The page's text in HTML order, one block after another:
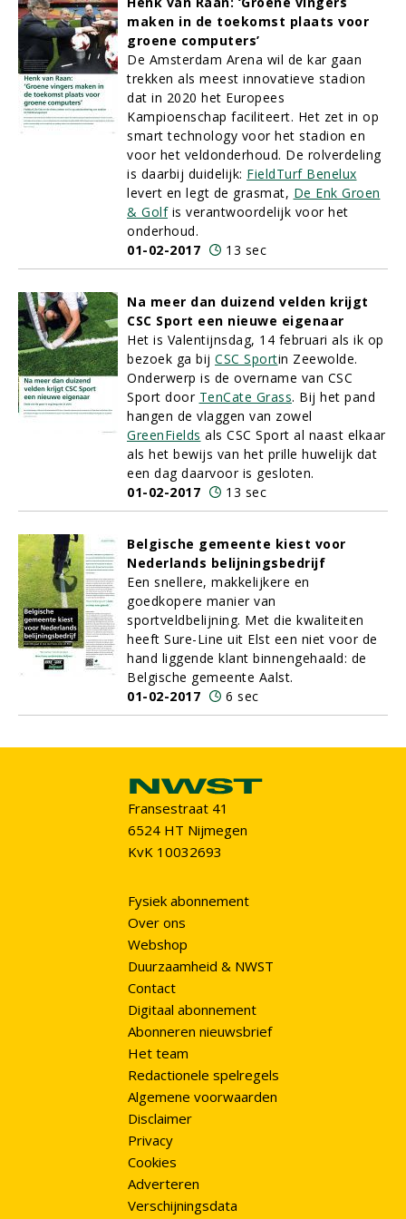
maken in de toekomst plaats voor
groene computers’
De Amsterdam Arena wil de kar gaan
trekken als meest innovatieve stadion
dat in 2020 het Europees
Kampioenschap faciliteert. Het zet in op
smart technology voor het stadion en
voor het veldonderhoud. De rolverdeling
is daarbij duidelijk: FieldTurf Benelux
levert en legt de grasmat, De Enk Groen
& Golfis verantwoordelijk voor het
onderhoud.
01-02-2017
13 sec
Na meer dan duizend velden krijgt
CSC Sport een nieuwe eigenaar
Het is Valentijnsdag, 14 februari als ik op
bezoek ga bij CSC Sportin Zeewolde.
Onderwerp is de overname van CSC
Sport door TenCate Grass. Bij het pand
hangen de vlaggen van zowel
GreenFields als CSC Sport al naast elkaar
als het bewijs van het prille huwelijk dat
een dag daarvoor is gesloten.
01-02-2017
13 sec
Belgische gemeente kiest voor
Nederlands belijningsbedrijf
Een snellere, makkelijkere en
goedkopere manier van
sportveldbelijning. Met die kwaliteiten
heeft Sure-Line uit Elst een niet voor de
hand liggende klant binnengehaald: de
Belgische gemeente Aalst.
01-02-2017
6 sec
Fransestraat 41
6524 HT Nijmegen
KvK 10032693
Fysiek abonnement
Over ons
Webshop
Duurzaamheid & NWST
Contact
Digitaal abonnement
Abonneren nieuwsbrief
Het team
Redactionele spelregels
Algemene voorwaarden
Disclaimer
Privacy
Cookies
Adverteren
Verschijningsdata